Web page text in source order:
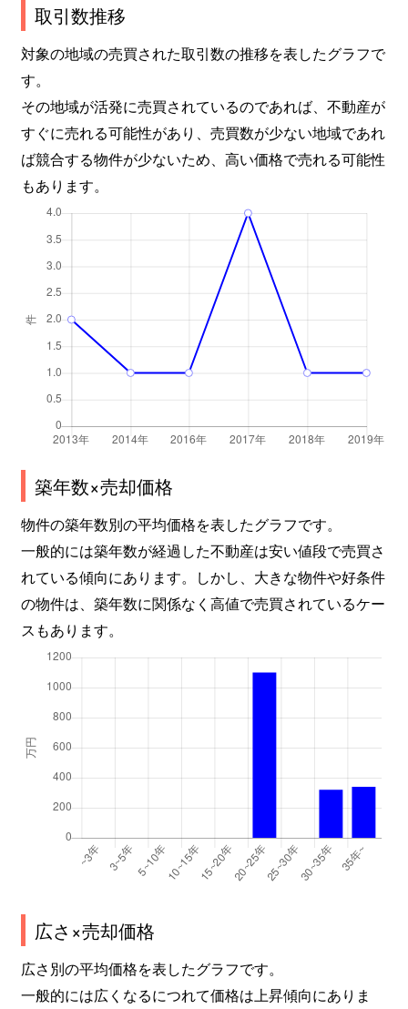
取引数推移
対象の地域の売買された取引数の推移を表したグラフで
す。
その地域が活発に売買されているのであれば、不動産が
すぐに売れる可能性があり、売買数が少ない地域であれ
ば競合する物件が少ないため、高い価格で売れる可能性
もあります。
築年数×売却価格
物件の築年数別の平均価格を表したグラフです。
一般的には築年数が経過した不動産は安い値段で売買さ
れている傾向にあります。しかし、大きな物件や好条件
の物件は、築年数に関係なく高値で売買されているケー
スもあります。
広さ×売却価格
広さ別の平均価格を表したグラフです。
一般的には広くなるにつれて価格は上昇傾向にありま